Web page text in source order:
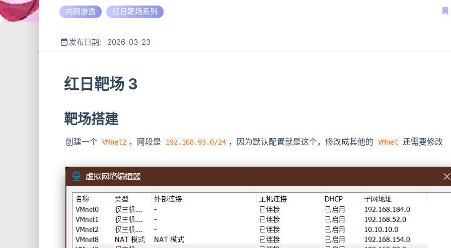
内网渗透 红日靶场系列
发布日期: 2026-03-23
红日靶场 3
靶场搭建
创建一个 VMnet2 ​，网段是 192.168.93.0/24 ​，因为默认配置就是这个，修改成其他的 VMnet 还需要修改